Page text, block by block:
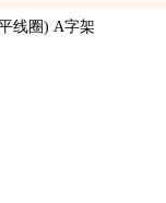
线圈) A字架